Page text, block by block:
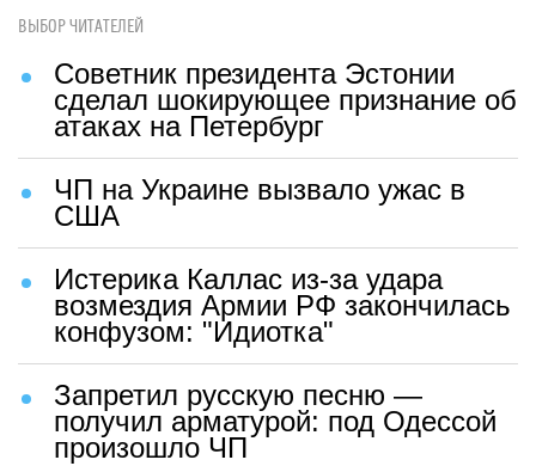
ВЫБОР ЧИТАТЕЛЕЙ
Советник президента Эстонии
сделал шокирующее признание об
атаках на Петербург
ЧП на Украине вызвало ужас в
США
Истерика Каллас из-за удара
возмездия Армии РФ закончилась
конфузом: "Идиотка"
Запретил русскую песню —
получил арматурой: под Одессой
произошло ЧП